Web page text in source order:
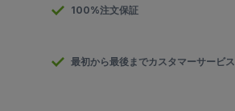
100%注文保証
最初から最後までカスタマーサービス